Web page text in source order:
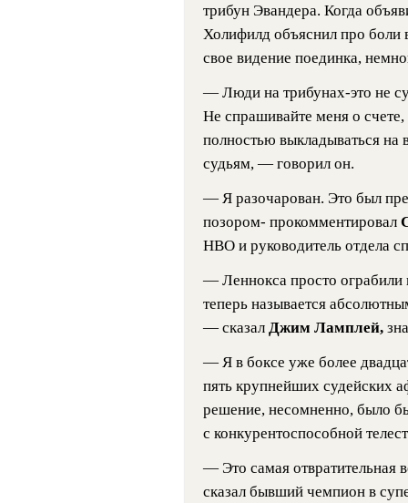
трибун Эвандера. Когда
Холифилд объяснил про боли
свое видение поединка,
— Люди на трибунах-это не
Не спрашивайте меня о
полностью выкладываться на
судьям, — говорил он.
— Я разочарован. Это был
позором- прокомментировал
HBO и руководитель отдела
— Леннокса просто
теперь называется
— сказал Джим Ламплей,
— Я в боксе уже более
пять крупнейших судейских
решение, несомненно, было
с конкурентоспособной
— Это самая отвратительная
сказал бывший чемпион в